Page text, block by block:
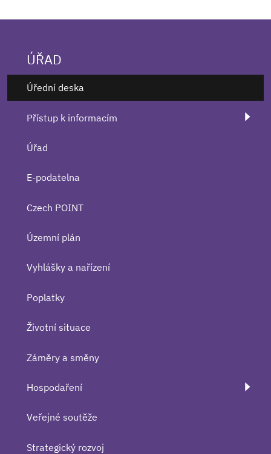
ÚŘAD
Úřední deska
Přístup k informacím
Úřad
E-podatelna
Czech POINT
Územní plán
Vyhlášky a nařízení
Poplatky
Životní situace
Záměry a směny
Hospodaření
Veřejné soutěže
Strategický rozvoj